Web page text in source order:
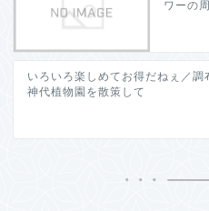
ワーの
いろいろ楽しめてお得だねぇ／調
神代植物園を散策して